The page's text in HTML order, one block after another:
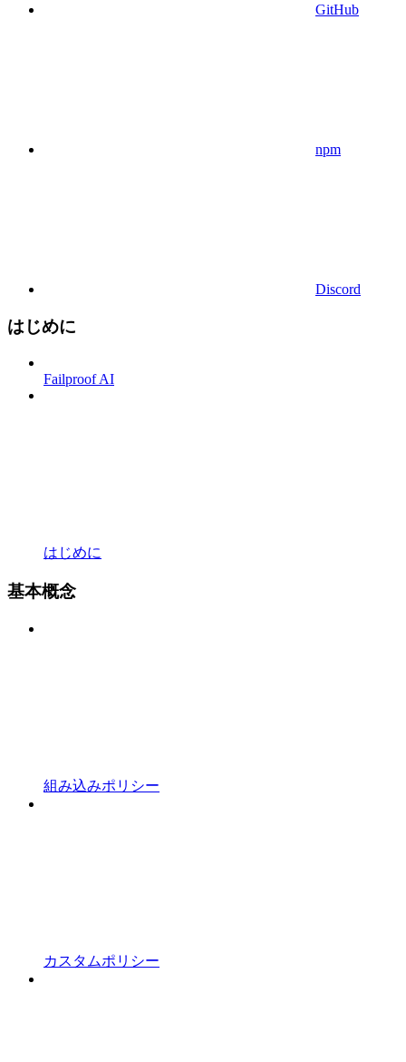
GitHub
npm
Discord
はじめに
Failproof AI
はじめに
基本概念
組み込みポリシー
カスタムポリシー